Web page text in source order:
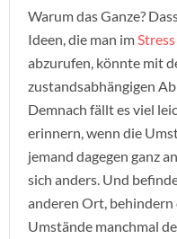
Warum das Ganze?
Ideen, die man imStress
abzurufen, könnte mit
zustandsabhängigen
Demnach fällt es viel
erinnern, wenn die
jemand dagegen ganz
sich anders. Und
anderen Ort, behindern
Umstände manchmal